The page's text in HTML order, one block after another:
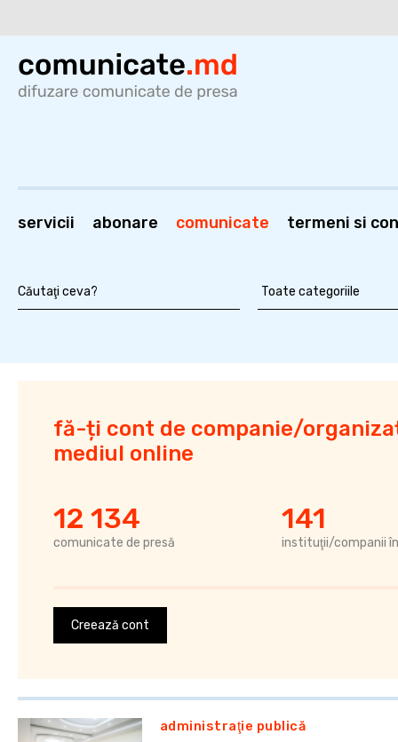
servicii abonare comunicate termeni si
fă-ți cont de companie/
mediul online
12 134
comunicate de presă
141
instituţii/companii
Creează cont
administraţie publică